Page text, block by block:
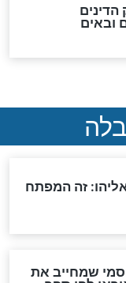
אפיקורסות
של
יהיה